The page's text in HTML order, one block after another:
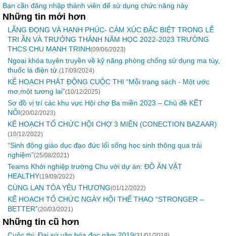
Bạn cần đăng nhập thành viên để sử dụng chức năng này
Những tin mới hơn
LẮNG ĐỌNG VÀ HẠNH PHÚC- CẢM XÚC ĐẶC BIỆT TRONG LỄ
TRI ÂN VÀ TRƯỞNG THÀNH NĂM HỌC 2022-2023 TRƯỜNG
THCS CHU MẠNH TRINH(09/06/2023)
Ngoại khóa tuyên truyền về kỹ năng phòng chống sử dụng ma túy,
thuốc lá điện tử. (17/09/2024)
KẾ HOẠCH PHÁT ĐỘNG CUỘC THI “Mỗi trang sách - Một ước
mơ,một tương lai”(10/12/2025)
Sơ đồ vị trí các khu vực Hội chợ Ba miền 2023 – Chủ đề KẾT
NỐI(20/02/2023)
KẾ HOẠCH TỔ CHỨC HỘI CHỢ 3 MIỀN (CONECTION BAZAAR)
(10/12/2022)
“Sinh động giáo dục đạo đức lối sống học sinh thông qua trải
nghiệm”(25/08/2021)
Teams Khởi nghiệp trường Chu với dự án: ĐỒ ĂN VẶT
HEALTHY(19/09/2022)
CÙNG LAN TỎA YÊU THƯƠNG(01/12/2022)
KẾ HOẠCH TỔ CHỨC NGÀY HỘI THỂ THAO “STRONGER –
BETTER”(20/03/2021)
Những tin cũ hơn